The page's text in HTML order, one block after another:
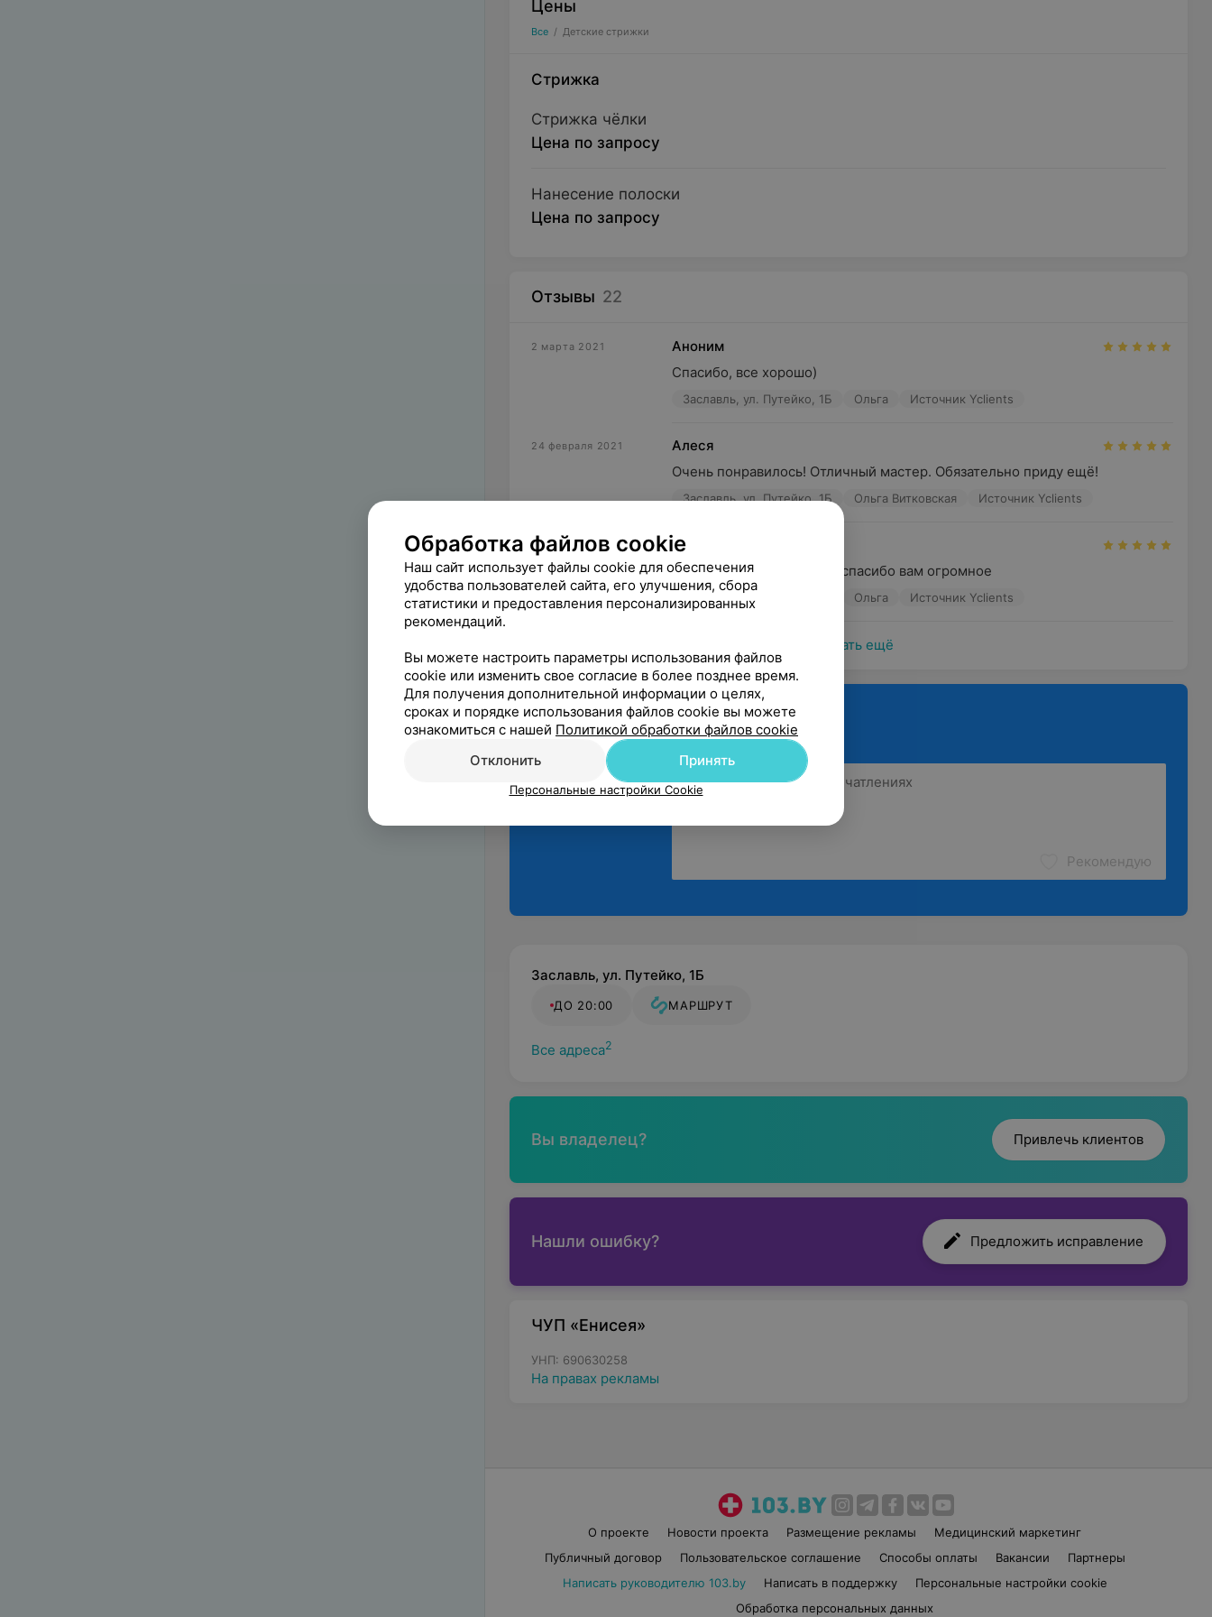
Цены
Все / Детские стрижки
Стрижка
Стрижка чёлки
Цена по запросу
Нанесение полоски
Цена по запросу
Отзывы 22
2 марта 2021
Аноним
Спасибо, все хорошо)
Заславль, ул. Путейко, 1Б Ольга Источник Yclients
24 февраля 2021
Алеся
Очень понравилось! Отличный мастер. Обязательно приду ещё!
Заславль, ул. Путейко, 1Б Ольга Витковская Источник Yclients
22 февраля 2021
Аноним
Мой ребёнок в восторге, спасибо вам огромное
Заславль, ул. Путейко, 1Б Ольга Источник Yclients
Показать ещё
Поделитесь
мнением
Рекомендую
Заславль, ул. Путейко, 1Б
ДО 20:00 МАРШРУТ
Все адреса2
Вы владелец? Привлечь клиентов
Нашли ошибку? Предложить исправление
ЧУП «Енисея»
УНП: 690630258
На правах рекламы
О проекте Новости проекта Размещение рекламы
Медицинский маркетинг
Публичный договор
Пользовательское соглашение Способы оплаты Вакансии
Партнеры
Написать руководителю 103.by
Написать в поддержку
Персональные настройки cookie
Обработка персональных данных
Обработка файлов cookie
Наш сайт использует файлы cookie для обеспечения
удобства пользователей сайта, его улучшения, сбора
статистики и предоставления персонализированных
рекомендаций.
Вы можете настроить параметры использования файлов
cookie или изменить свое согласие в более позднее время.
Для получения дополнительной информации о целях,
сроках и порядке использования файлов cookie вы можете
ознакомиться с нашей Политикой обработки файлов cookie
Отклонить
Принять
Персональные настройки Cookie